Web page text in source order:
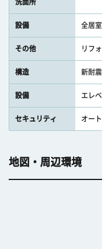
洗面所
設備 全居
その他 リフ
構造 新耐
設備 エレ
セキュリティ オー
地図・周辺環境